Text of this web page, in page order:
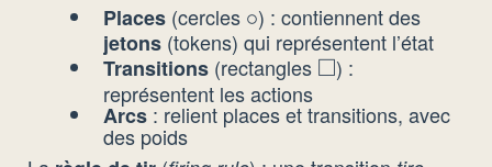
Places (cercles \circ
∘) : contiennent des
jetons (tokens) qui représentent l’état
Transitions (rectangles \square
□) :
représentent les actions
Arcs : relient places et transitions, avec
des poids